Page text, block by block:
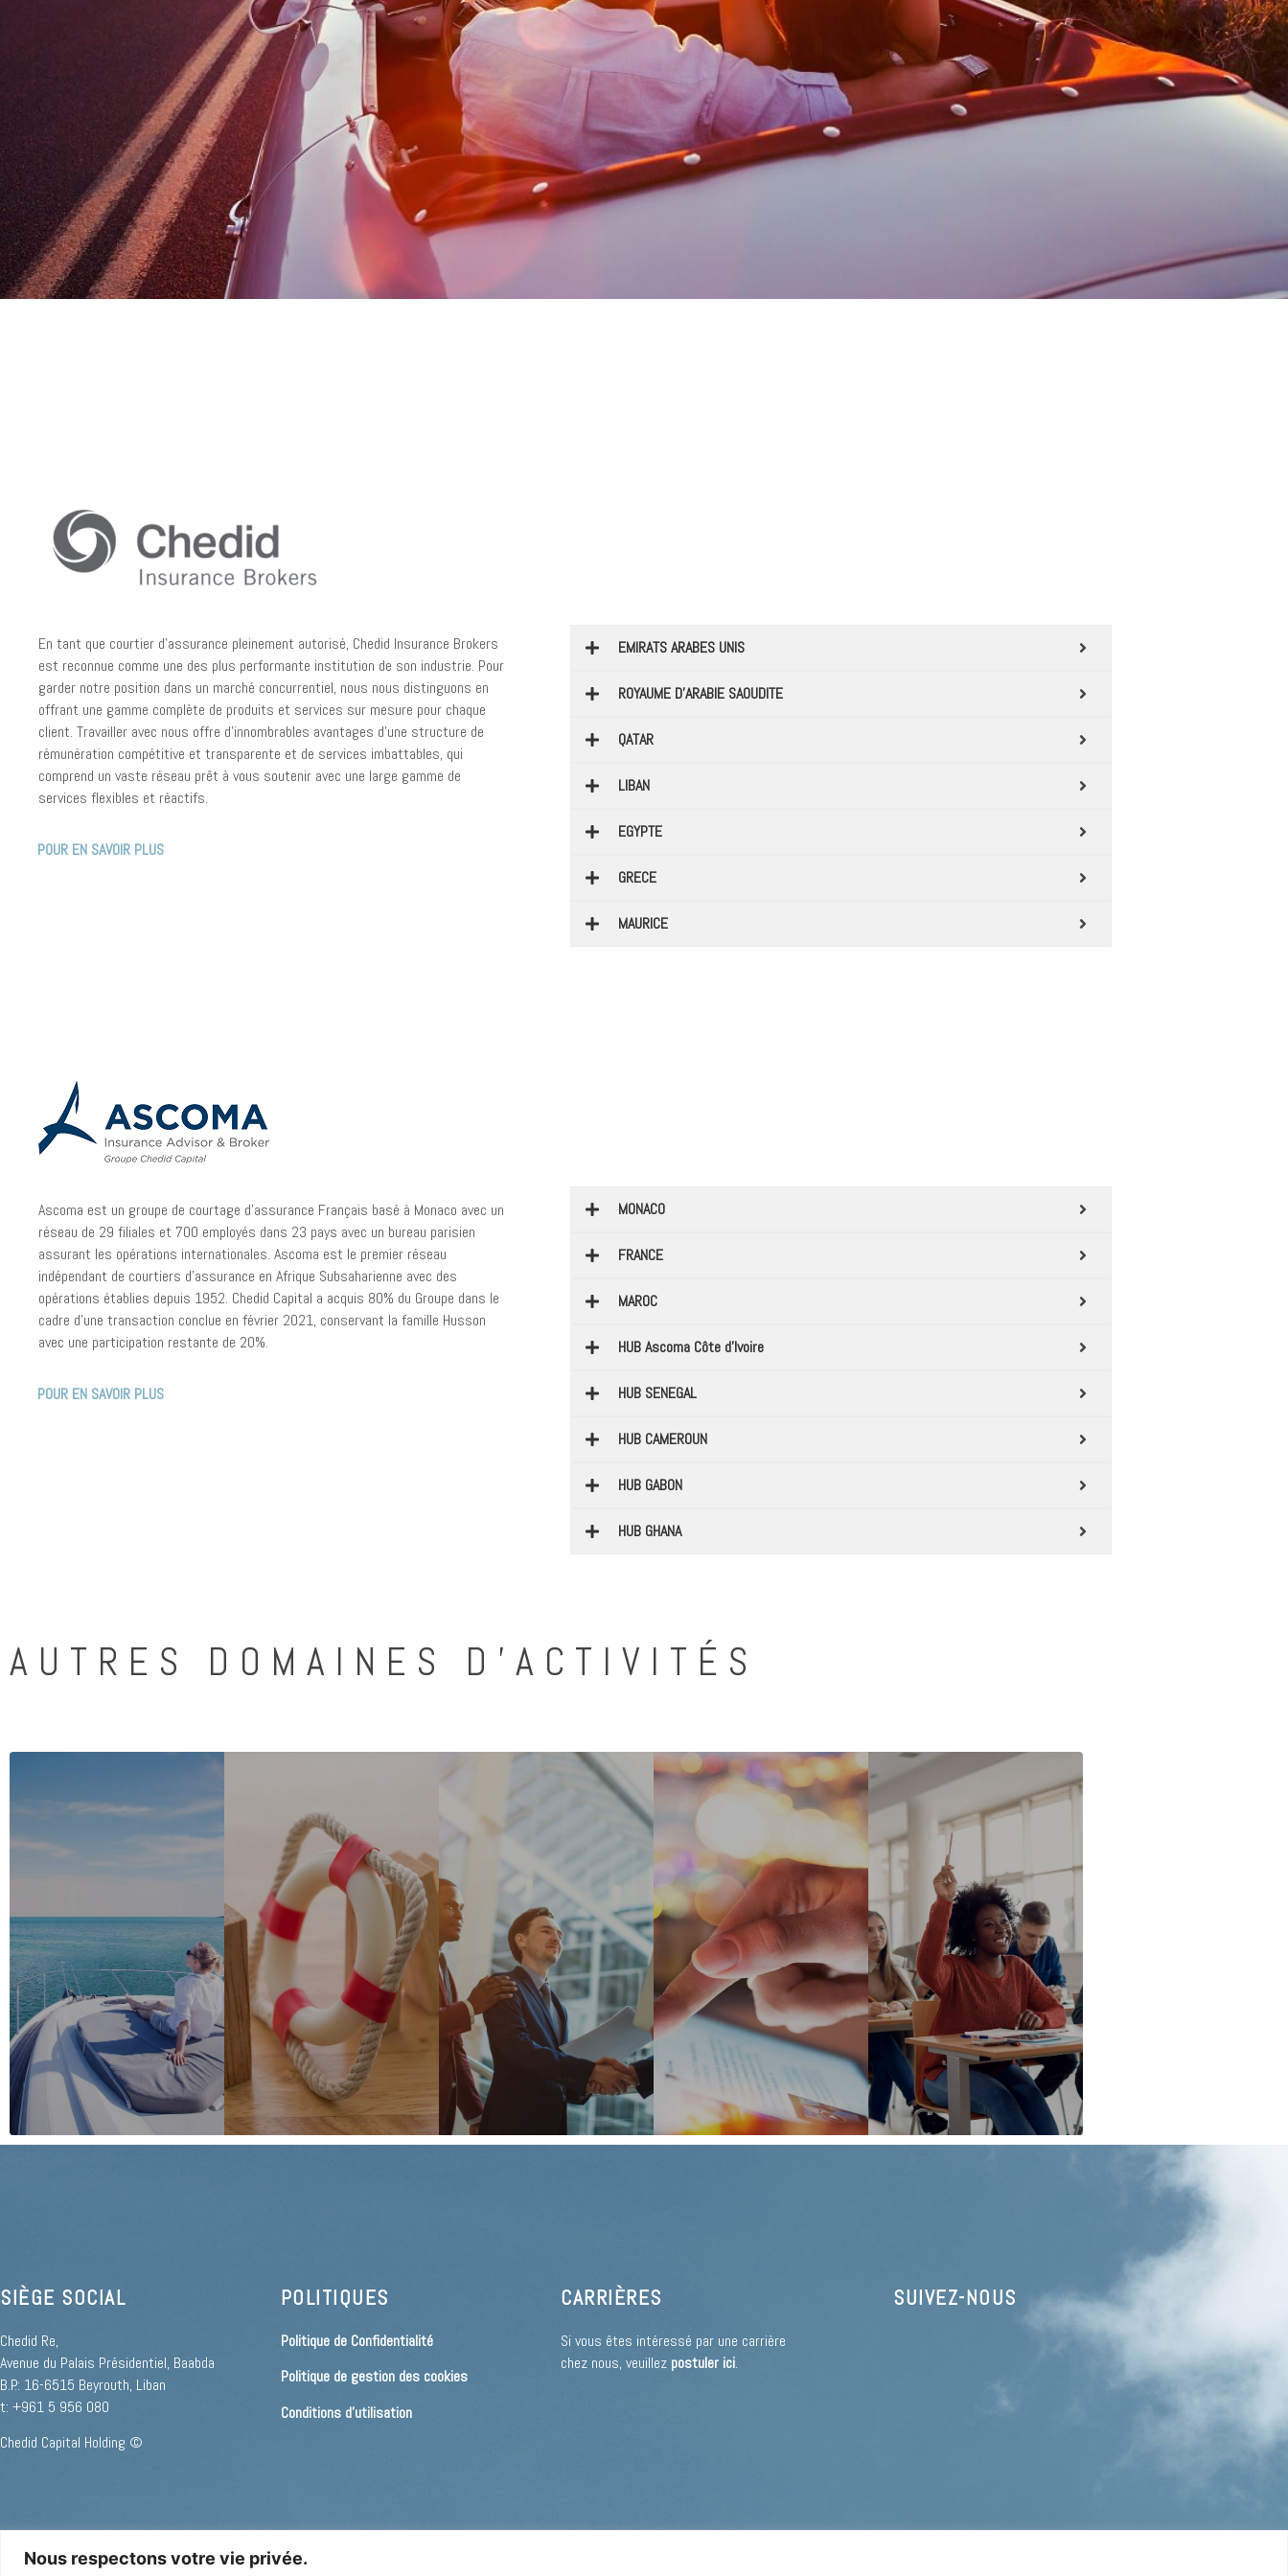
Nous respectons votre vie privée.
En tant que courtier d’assurance pleinement autorisé, Chedid Insurance Brokers
est reconnue comme une des plus performante institution de son industrie. Pour
garder notre position dans un marché concurrentiel, nous nous distinguons en
offrant une gamme complète de produits et services sur mesure pour chaque
client. Travailler avec nous offre d’innombrables avantages d’une structure de
rémunération compétitive et transparente et de services imbattables, qui
comprend un vaste réseau prêt à vous soutenir avec une large gamme de
services flexibles et réactifs.
POUR EN SAVOIR PLUS
EMIRATS ARABES UNIS
ROYAUME D'ARABIE SAOUDITE
QATAR
LIBAN
EGYPTE
GRECE
MAURICE
Ascoma est un groupe de courtage d’assurance Français basé à Monaco avec un
réseau de 29 filiales et 700 employés dans 23 pays avec un bureau parisien
assurant les opérations internationales. Ascoma est le premier réseau
indépendant de courtiers d’assurance en Afrique Subsaharienne avec des
opérations établies depuis 1952. Chedid Capital a acquis 80% du Groupe dans le
cadre d’une transaction conclue en février 2021, conservant la famille Husson
avec une participation restante de 20%.
POUR EN SAVOIR PLUS
MONACO
FRANCE
MAROC
HUB Ascoma Côte d’Ivoire
HUB SENEGAL
HUB CAMEROUN
HUB GABON
HUB GHANA
AUTRES DOMAINES D’ACTIVITÉS
SIÈGE SOCIAL
Chedid Re,
Avenue du Palais Présidentiel, Baabda
B.P.: 16-6515 Beyrouth, Liban
t: +961 5 956 080
Chedid Capital Holding ©
POLITIQUES
Politique de Confidentialité
Politique de gestion des cookies
Conditions d’utilisation
CARRIÈRES
Si vous êtes intéressé par une carrière
chez nous, veuillez postuler ici.
SUIVEZ-NOUS